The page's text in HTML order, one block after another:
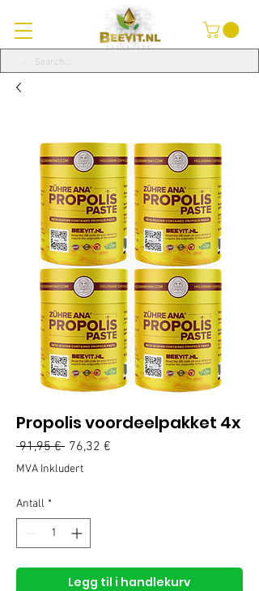
Propolis voordeelpakket 4x
91,95 € Vanlig
pris
76,32 €
MVA Inkludert
Antall *
Legg til i handlekurv